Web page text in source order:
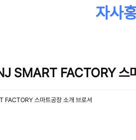
자사
SMART FACTORY 스
FACTORY 스마트공장 소개 브로셔